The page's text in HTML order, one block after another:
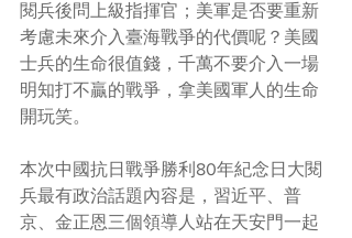
閱兵後問上級指揮官；美軍是否要重新
考慮未來介入臺海戰爭的代價呢？美國
士兵的生命很值錢，千萬不要介入一場
明知打不贏的戰爭，拿美國軍人的生命
開玩笑。
本次中國抗日戰爭勝利80年紀念日大閱
兵最有政治話題內容是，習近平、普
京、金正恩三個領導人站在天安門一起